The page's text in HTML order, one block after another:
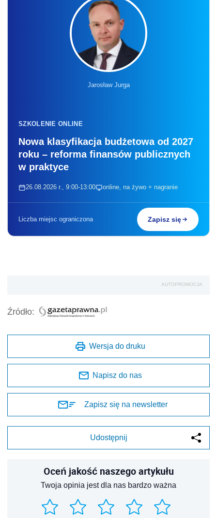
Jarosław Jurga
SZKOLENIE ONLINE
Nowa klasyfikacja budżetowa od 2027
roku – reforma finansów publicznych
w praktyce
26.08.2026 r., 9:00-13:00 online, na żywo + nagranie
Liczba miejsc ograniczona Zapisz się
AUTOPROMOCJA
Źródło:
Wersja do druku
Napisz do nas
Zapisz się na newsletter
Udostępnij
Oceń jakość naszego artykułu
Twoja opinia jest dla nas bardzo ważna